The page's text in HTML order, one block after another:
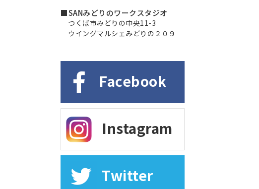
■SANみどりのワークスタジオ
つくば市みどりの中央11-3
ウイングマルシェみどりの２０９
Facebook
Instagram
Twitter